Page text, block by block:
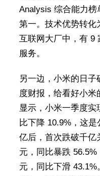
Analysis 综合能力榜
第一。技术优势转化
互联网大厂中，有 9
服务。
另一边，小米的日
度财报，给看好小
显示，小米一季度实
比下降 10.9%，这
亿后，首次跌破千亿
元，同比暴跌
元，同比下滑